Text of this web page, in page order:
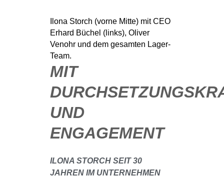
Ilona Storch (vorne Mitte) mit CEO
Erhard Büchel (links), Oliver
Venohr und dem gesamten Lager-
Team.
MIT
UND
ENGAGEMENT
ILONA STORCH SEIT 30
JAHREN IM UNTERNEHMEN